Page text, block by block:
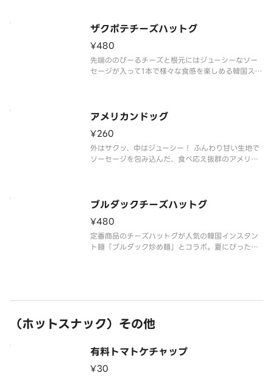
ザクポテチーズハットグ
¥480
先端ののびーるチーズと根元にはジューシーなソー
セージが入って1本で様々な食感を楽しめる韓国スナ
アメリカンドッグ
¥260
外はサクッ、中はジューシー！ ふんわり甘い生地で
ソーセージを包み込んだ、食べ応え抜群のアメリカ
ブルダックチーズハットグ
¥480
定番商品のチーズハットグが人気の韓国インスタン
ト麺「ブルダック炒め麺」とコラボ。夏にぴったり
（ホットスナック）その他
有料トマトケチャップ
¥30